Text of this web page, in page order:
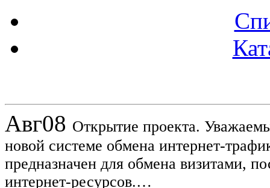
Авг08 Открытие проекта.
новой системе обмена интернет-
предназначен для обмена визитами,
интернет-ресурсов.…